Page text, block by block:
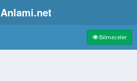
Anlami.net
Bilmeceler